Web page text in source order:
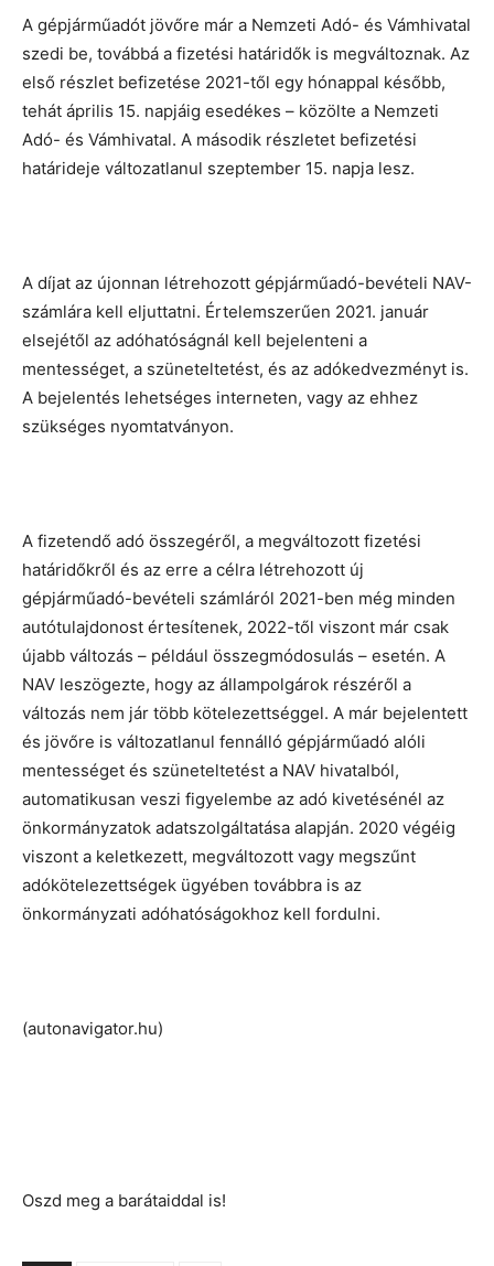
A gépjárműadót jövőre már a Nemzeti Adó- és Vámhivatal
szedi be, továbbá a fizetési határidők is megváltoznak. Az
első részlet befizetése 2021-től egy hónappal később,
tehát április 15. napjáig esedékes – közölte a Nemzeti
Adó- és Vámhivatal. A második részletet befizetési
határideje változatlanul szeptember 15. napja lesz.
A díjat az újonnan létrehozott gépjárműadó-bevételi NAV-
számlára kell eljuttatni. Értelemszerűen 2021. január
elsejétől az adóhatóságnál kell bejelenteni a
mentességet, a szüneteltetést, és az adókedvezményt is.
A bejelentés lehetséges interneten, vagy az ehhez
szükséges nyomtatványon.
A fizetendő adó összegéről, a megváltozott fizetési
határidőkről és az erre a célra létrehozott új
gépjárműadó-bevételi számláról 2021-ben még minden
autótulajdonost értesítenek, 2022-től viszont már csak
újabb változás – például összegmódosulás – esetén. A
NAV leszögezte, hogy az állampolgárok részéről a
változás nem jár több kötelezettséggel. A már bejelentett
és jövőre is változatlanul fennálló gépjárműadó alóli
mentességet és szüneteltetést a NAV hivatalból,
automatikusan veszi figyelembe az adó kivetésénél az
önkormányzatok adatszolgáltatása alapján. 2020 végéig
viszont a keletkezett, megváltozott vagy megszűnt
adókötelezettségek ügyében továbbra is az
önkormányzati adóhatóságokhoz kell fordulni.
(autonavigator.hu)
Oszd meg a barátaiddal is!